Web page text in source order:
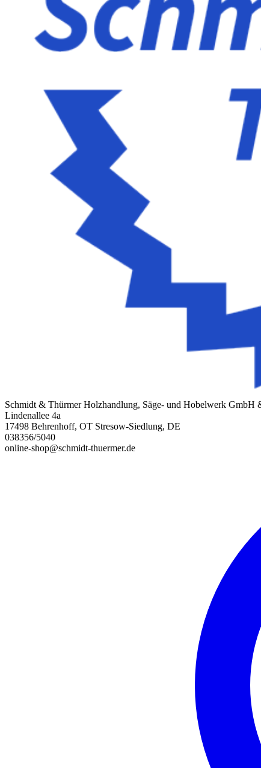
Schmidt & Thürmer Holzhandlung, Säge- und Hobelwerk GmbH
Lindenallee 4a
17498 Behrenhoff, OT Stresow-Siedlung, DE
038356/5040
online-shop@schmidt-thuermer.de